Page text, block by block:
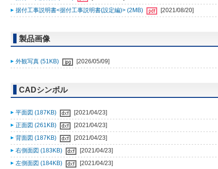
据付工事説明書<据付工事説明書(設定編)> (2MB)
[2021/08/20]
製品画像
外観写真 (51KB) [2026/05/09]
CADシンボル
平面図 (187KB)
[2021/04/23]
正面図 (261KB)
[2021/04/23]
背面図 (187KB)
[2021/04/23]
右側面図 (183KB)
[2021/04/23]
左側面図 (184KB)
[2021/04/23]